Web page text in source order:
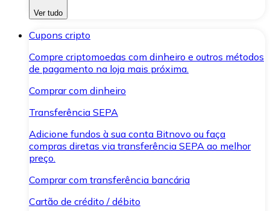
Ver tudo
Cupons cripto
Compre criptomoedas com dinheiro e outros métodos
de pagamento na loja mais próxima.
Comprar com dinheiro
Transferência SEPA
Adicione fundos à sua conta Bitnovo ou faça
compras diretas via transferência SEPA ao melhor
preço.
Comprar com transferência bancária
Cartão de crédito / débito